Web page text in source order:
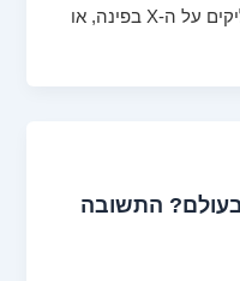
שחשבתם** רגע לפני שאתם מקליקים על ה-X בפינה, או
בעולם? התשובה